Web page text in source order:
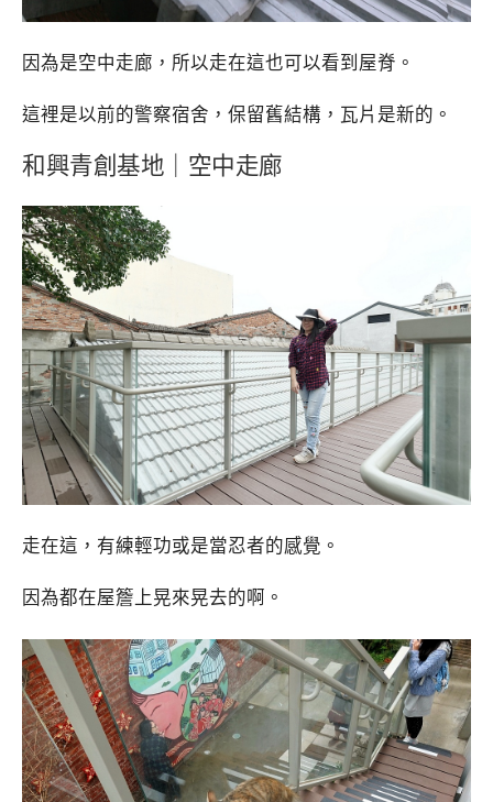
因為是空中走廊，所以走在這也可以看到屋脊。
這裡是以前的警察宿舍，保留舊結構，瓦片是新的。
和興青創基地 ｜ 空中走廊
走在這，有練輕功或是當忍者的感覺。
因為都在屋簷上晃來晃去的啊。